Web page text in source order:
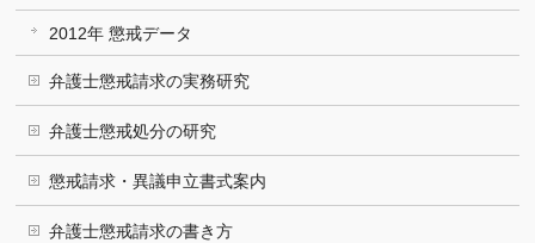
2012年 懲戒データ
弁護士懲戒請求の実務研究
弁護士懲戒処分の研究
懲戒請求・異議申立書式案内
弁護士懲戒請求の書き方